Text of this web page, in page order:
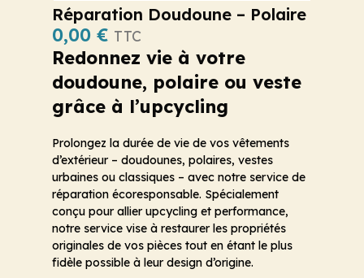
Réparation Doudoune – Polaire
0,00 € TTC
Redonnez vie à votre
doudoune, polaire ou veste
grâce à l’upcycling
Prolongez la durée de vie de vos vêtements
d’extérieur – doudounes, polaires, vestes
urbaines ou classiques – avec notre service de
réparation écoresponsable. Spécialement
conçu pour allier upcycling et performance,
notre service vise à restaurer les propriétés
originales de vos pièces tout en étant le plus
fidèle possible à leur design d’origine.